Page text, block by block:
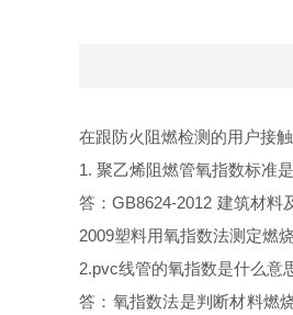
在跟防火阻燃检测的用户接
1. 聚乙烯阻燃管氧指数标准
答：GB8624-2012 建筑材
2009塑料用氧指数法测定燃
2.pvc线管的氧指数是什么意
答：氧指数法是判断材料燃